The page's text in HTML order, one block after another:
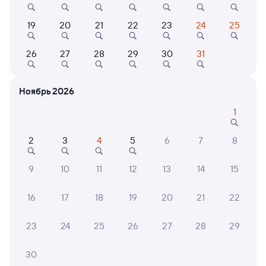
6 причин купить ж/д билеты
Онлайн-покупка за 4 минуты
Подробные ответы на вопросы о поездке или
8,3
Отель
Отель Шарья
Гостиница
Магистраль
19 20 21 22 23 24 25
26 27 28 29 30 31
Ноябрь 2026
1
2 3 4 5 6 7 8
9 10 11 12 13 14 15
16 17 18 19 20 21 22
23 24 25 26 27 28 29
30